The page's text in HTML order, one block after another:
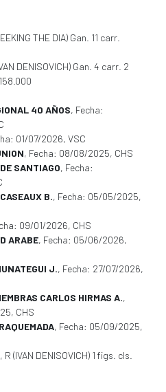
THE DIA) Gan. 11 carr.
DENISOVICH) Gan. 4 carr. 2
40 AÑOS, Fecha:
01/07/2026, VSC
, Fecha: 08/08/2025, CHS
SANTIAGO, Fecha:
B., Fecha: 05/05/2025,
09/01/2026, CHS
ARABE, Fecha: 05/06/2026,
J., Fecha: 27/07/2026,
CARLOS HIRMAS A.,
CHS
, Fecha: 05/09/2025,
R (IVAN DENISOVICH) 1 figs. cls.